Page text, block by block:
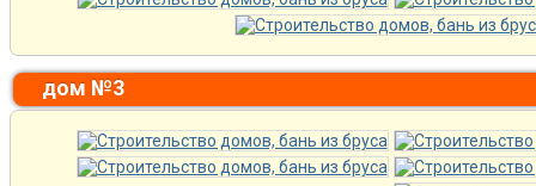
дом №3